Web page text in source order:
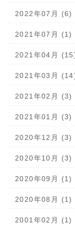
2022年07月 (6)
2021年07月 (1)
2021年04月
2021年03月
2021年02月 (3)
2021年01月 (3)
2020年12月 (3)
2020年10月 (3)
2020年09月 (1)
2020年08月 (1)
2001年02月 (1)